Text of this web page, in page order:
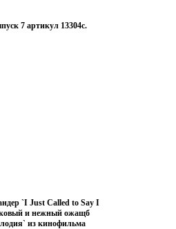
7 артикул 13304c.
`I Just Called to Say I
и нежный ожащб
из кинофильма